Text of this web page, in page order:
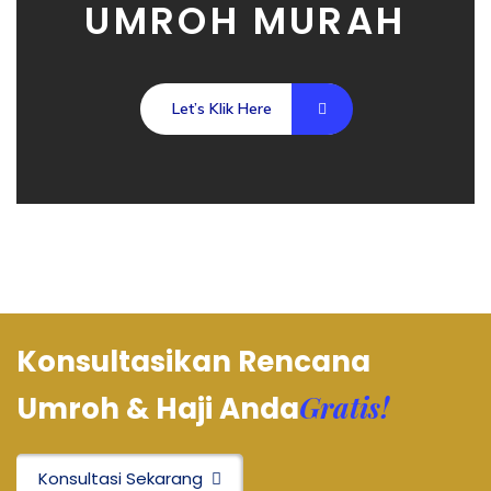
UMROH MURAH
Let’s Klik Here
Konsultasikan Rencana
Umroh & Haji AndaGratis!
Konsultasi Sekarang